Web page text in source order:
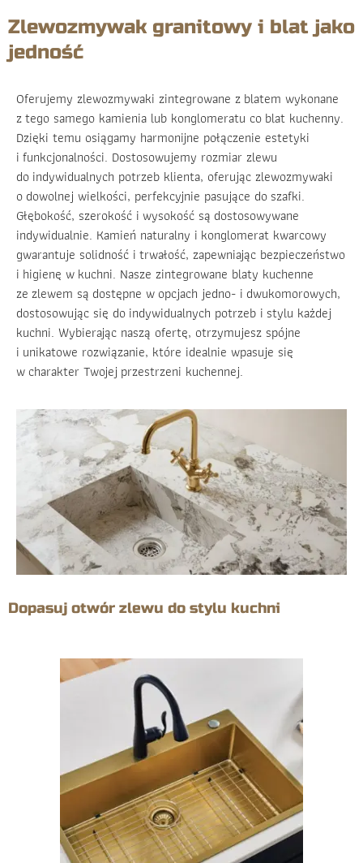
Zlewozmywak granitowy i blat jako
jedność
Oferujemy zlewozmywaki zintegrowane z blatem wykonane
z tego samego kamienia lub konglomeratu co blat kuchenny.
Dzięki temu osiągamy harmonijne połączenie estetyki
i funkcjonalności. Dostosowujemy rozmiar zlewu
do indywidualnych potrzeb klienta, oferując zlewozmywaki
o dowolnej wielkości, perfekcyjnie pasujące do szafki.
Głębokość, szerokość i wysokość są dostosowywane
indywidualnie. Kamień naturalny i konglomerat kwarcowy
gwarantuje solidność i trwałość, zapewniając bezpieczeństwo
i higienę w kuchni. Nasze zintegrowane blaty kuchenne
ze zlewem są dostępne w opcjach jedno- i dwukomorowych,
dostosowując się do indywidualnych potrzeb i stylu każdej
kuchni. Wybierając naszą ofertę, otrzymujesz spójne
i unikatowe rozwiązanie, które idealnie wpasuje się
w charakter Twojej przestrzeni kuchennej.
Dopasuj otwór zlewu do stylu kuchni